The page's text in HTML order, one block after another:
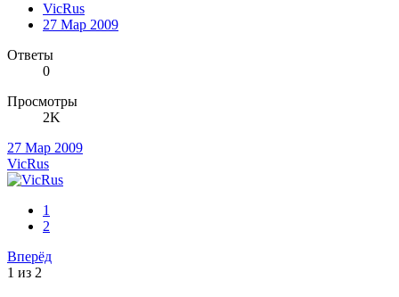
VicRus
27 Мар 2009
Ответы
0
Просмотры
2K
27 Мар 2009
VicRus
1
2
Вперёд
1 из 2